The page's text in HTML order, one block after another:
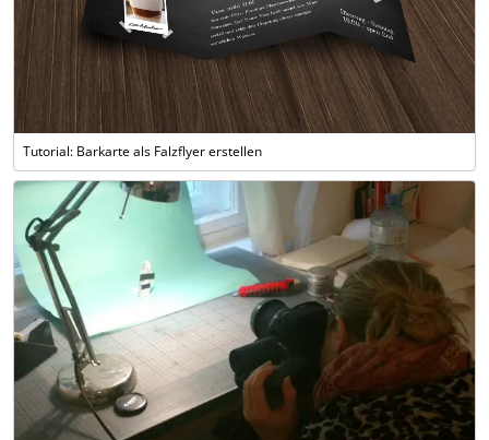
Tutorial: Barkarte als Falzflyer erstellen